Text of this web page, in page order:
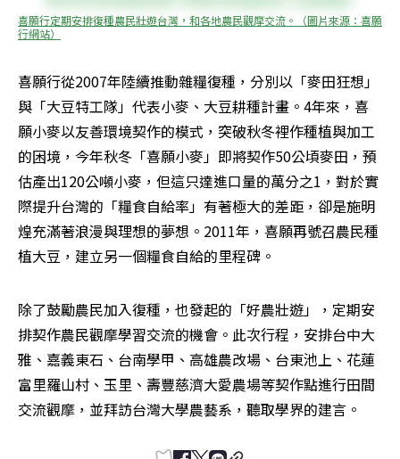
喜願行定期安排復種農民壯遊台灣，和各地農民觀摩交流。（圖片來源：喜願
行網站）
喜願行從2007年陸續推動雜糧復種，分別以「麥田狂想」
與「大豆特工隊」代表小麥、大豆耕種計畫。4年來，喜
願小麥以友善環境契作的模式，突破秋冬裡作種植與加工
的困境，今年秋冬「喜願小麥」即將契作50公頃麥田，預
估產出120公噸小麥，但這只達進口量的萬分之1，對於實
際提升台灣的「糧食自給率」有著極大的差距，卻是施明
煌充滿著浪漫與理想的夢想。2011年，喜願再號召農民種
植大豆，建立另一個糧食自給的里程碑。
除了鼓勵農民加入復種，也發起的「好農壯遊」，定期安
排契作農民觀摩學習交流的機會。此次行程，安排台中大
雅、嘉義東石、台南學甲、高雄農改場、台東池上、花蓮
富里羅山村、玉里、壽豐慈濟大愛農場等契作點進行田間
交流觀摩，並拜訪台灣大學農藝系，聽取學界的建言。